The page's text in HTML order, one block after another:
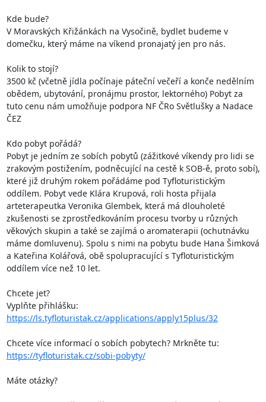
Kde bude?
V Moravských Křižánkách na Vysočině, bydlet budeme v
domečku, který máme na víkend pronajatý jen pro nás.
Kolik to stojí?
3500 kč (včetně jídla počínaje páteční večeří a konče nedělním
obědem, ubytování, pronájmu prostor, lektorného) Pobyt za
tuto cenu nám umožňuje podpora NF ČRo Světlušky a Nadace
ČEZ
Kdo pobyt pořádá?
Pobyt je jedním ze sobích pobytů (zážitkové víkendy pro lidi se
zrakovým postižením, podněcující na cestě k SOB-ě, proto sobí),
které již druhým rokem pořádáme pod Tyfloturistickým
oddílem. Pobyt vede Klára Krupová, roli hosta přijala
arteterapeutka Veronika Glembek, která má dlouholeté
zkušenosti se zprostředkováním procesu tvorby u různých
věkových skupin a také se zajímá o aromaterapii (ochutnávku
máme domluvenu). Spolu s nimi na pobytu bude Hana Šimková
a Kateřina Kolářová, obě spolupracující s Tyfloturistickým
oddílem více než 10 let.
Chcete jet?
https://ls.tyfloturistak.cz/applications/apply15plus/32
https://tyfloturistak.cz/sobi-pobyty/
Máte otázky?